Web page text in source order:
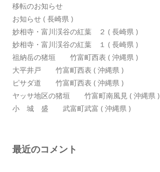
移転のお知らせ
お知らせ ( 長崎県 )
妙相寺・富川渓谷の紅葉 ２ ( 長崎県 )
妙相寺・富川渓谷の紅葉 １ ( 長崎県 )
祖納岳の猪垣 竹富町西表 ( 沖縄県 )
大平井戸 竹富町西表 ( 沖縄県 )
ピサダ道 竹富町西表 ( 沖縄県 )
ヤッサ地区の猪垣 竹富町南風見 ( 沖縄県 )
小 城 盛 武富町武富 ( 沖縄県 )
最近のコメント